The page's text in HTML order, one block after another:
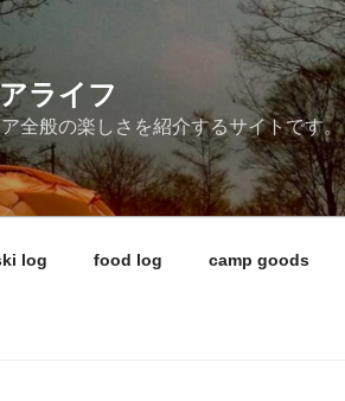
ライフ
全般の楽しさを紹介するサイトです。
log food log camp goods